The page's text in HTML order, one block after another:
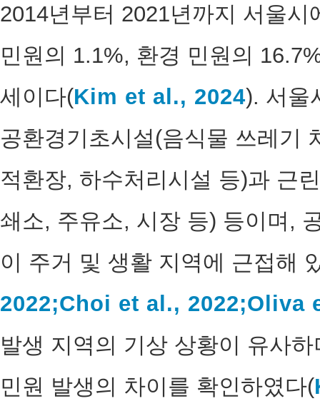
2014년부터 2021년까지 서울
민원의 1.1%, 환경 민원의
세이다(Kim et al., 2024). 서울
공환경기초시설(음식물 쓰레기
적환장, 하수처리시설 등)과 근
쇄소, 주유소, 시장 등) 등이며,
이 주거 및 생활 지역에 근접해
2022;Choi et al., 2022;Oliva
발생 지역의 기상 상황이 유사
민원 발생의 차이를 확인하였다(